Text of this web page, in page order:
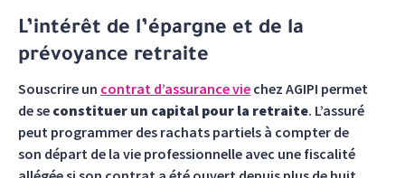
L’intérêt de l’épargne et de la
prévoyance retraite
Souscrire un contrat d’assurance vie chez AGIPI permet
de se constituer un capital pour la retraite. L’assuré
peut programmer des rachats partiels à compter de
son départ de la vie professionnelle avec une fiscalité